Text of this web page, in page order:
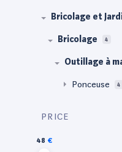
Bricolage et
Bricolage 4
Outillage à
Ponceuse 4
PRICE
48